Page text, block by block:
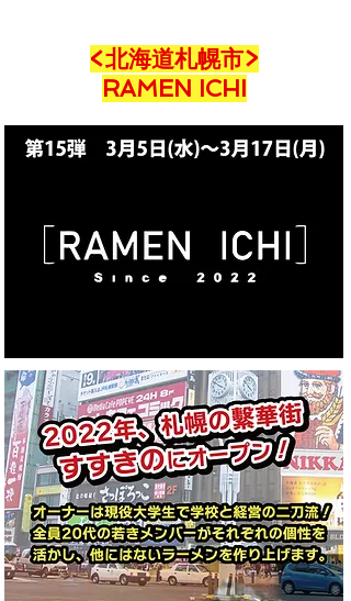
<北海道札幌市>
RAMEN ICHI